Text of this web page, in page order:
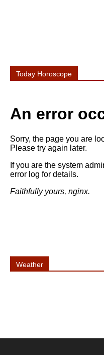
Today Horoscope
Weather